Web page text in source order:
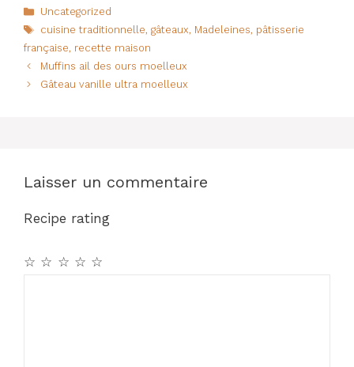
c
e
b
o
at
s
A
p
re
st
g
er
Catégories
Uncategorized
Étiquettes
cuisine traditionnelle, gâteaux, Madeleines, pâtisserie
française, recette maison
Muffins ail des ours moelleux
Gâteau vanille ultra moelleux
Laisser un commentaire
Recipe rating
☆
☆
☆
☆
☆